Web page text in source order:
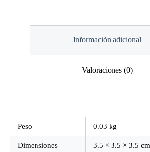
Información adicional
Valoraciones (0)
Peso 0.03 kg
Dimensiones 3.5 × 3.5 × 3.5 cm